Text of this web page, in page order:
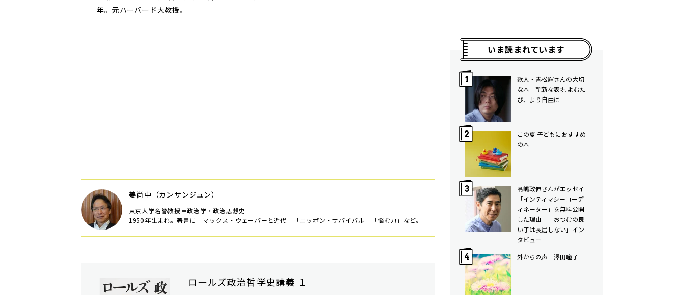
年。元ハーバード大教授。
姜尚中（カンサンジュン）
東京大学名誉教授＝政治学・政治思想史
1950年生まれ。著書に「マックス・ウェーバーと近代」「ニッポン・サバイバル」「悩む力」など。
ロールズ政治哲学史講義 １
いま読まれています
歌人・青松輝さんの大切
な本 斬新な表現 よむた
び、より自由に
この夏 子どもにおすすめ
の本
髙嶋政伸さんがエッセイ
「インティマシーコーデ
ィネーター」を無料公開
した理由 「おつむの良
い子は長居しない」イン
タビュー
外からの声 澤田瞳子